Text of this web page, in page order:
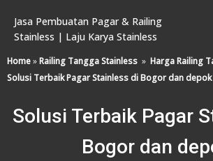
Jasa Pembuatan Pagar & Railing
Stainless | Laju Karya Stainless
Home»Railing Tangga Stainless » Harga Railing
Solusi Terbaik Pagar Stainless di Bogor dan depok
Solusi Terbaik Pagar
Bogor dan